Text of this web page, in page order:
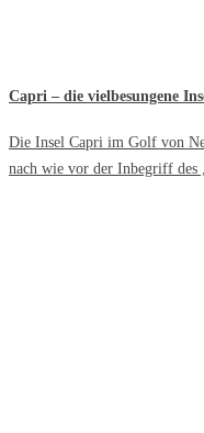
Capri – die vielbesungene
Die Insel Capri im Golf von
nach wie vor der Inbegriff des